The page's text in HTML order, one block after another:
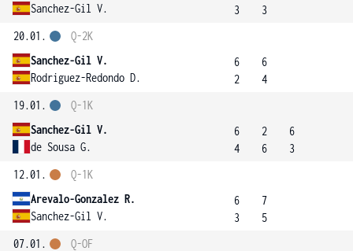
Sanchez-Gil V.
3
3
20.01.
Sanchez-Gil V.
Rodriguez-Redondo D.
Q-2K
6
2
6
4
19.01.
Sanchez-Gil V.
de Sousa G.
Q-1K
6
4
2
6
6
3
12.01.
Arevalo-Gonzalez R.
Sanchez-Gil V.
Q-1K
6
3
7
5
07.01.
Q-OF